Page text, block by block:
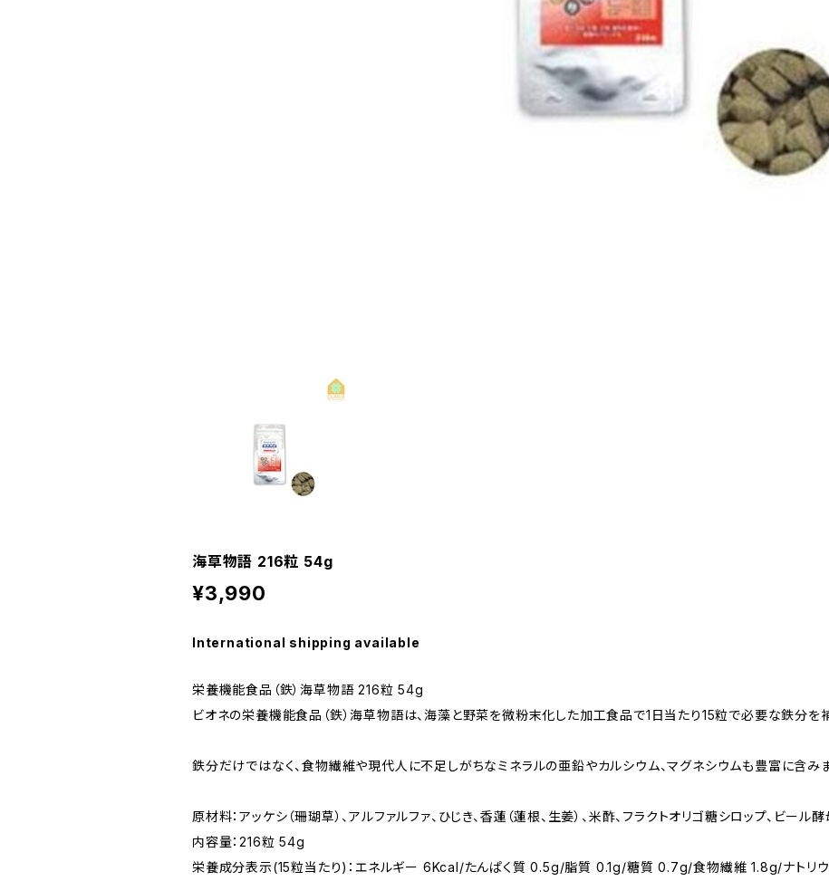
海草物語 216粒 54g
¥3,990
International shipping available
栄養機能食品（鉄）海草物語 216粒 54g
ビオネの栄養機能食品（鉄）海草物語は、海藻と野菜を微粉末化した加工食品で1日当たり15粒で必要な鉄分を
鉄分だけではなく、食物繊維や現代人に不足しがちなミネラルの亜鉛やカルシウム、マグネシウムも豊富に含みま
原材料：アッケシ（珊瑚草）、アルファルファ、ひじき、香蓮（蓮根、生姜）、米酢、フラクトオリゴ糖シロップ、ビール
内容量：216粒 54g
栄養成分表示(15粒当たり)：エネルギー 6Kcal/たんぱく質 0.5g/脂質 0.1g/糖質 0.7g/食物繊維 1.8g/ナトリウ